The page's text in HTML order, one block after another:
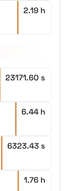
2.19 h
23171.60 s
6.44 h
6323.43 s
1.76 h